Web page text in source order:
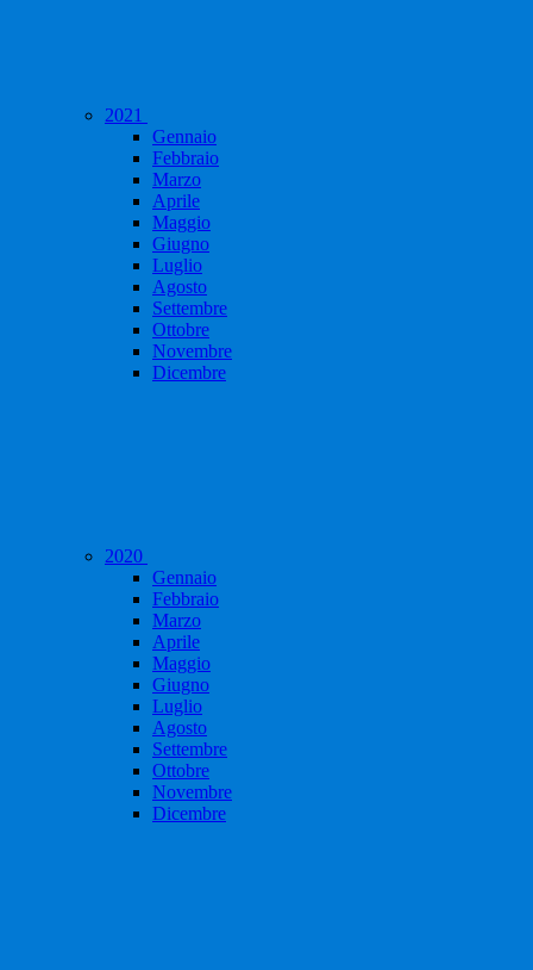
2021
Gennaio
Febbraio
Marzo
Aprile
Maggio
Giugno
Luglio
Agosto
Settembre
Ottobre
Novembre
Dicembre
2020
Gennaio
Febbraio
Marzo
Aprile
Maggio
Giugno
Luglio
Agosto
Settembre
Ottobre
Novembre
Dicembre